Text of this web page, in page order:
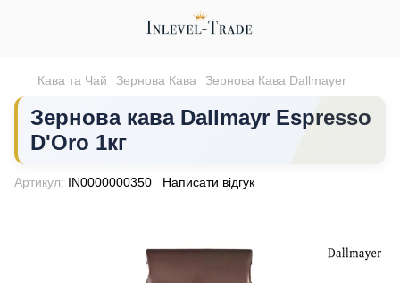
Кава та Чай Зернова Кава Зернова Кава Dallmayer
Зернова кава Dallmayr Espresso
D'Oro 1кг
Артикул: IN0000000350 Написати відгук